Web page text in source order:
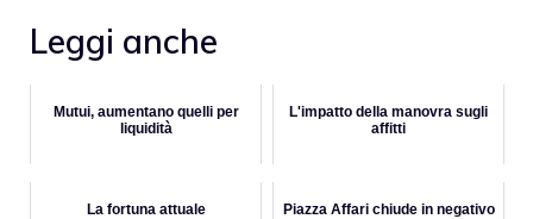
Leggi anche
Mutui, aumentano quelli per
liquidità
L'impatto della manovra sugli
affitti
La fortuna attuale
Piazza Affari chiude in negativo